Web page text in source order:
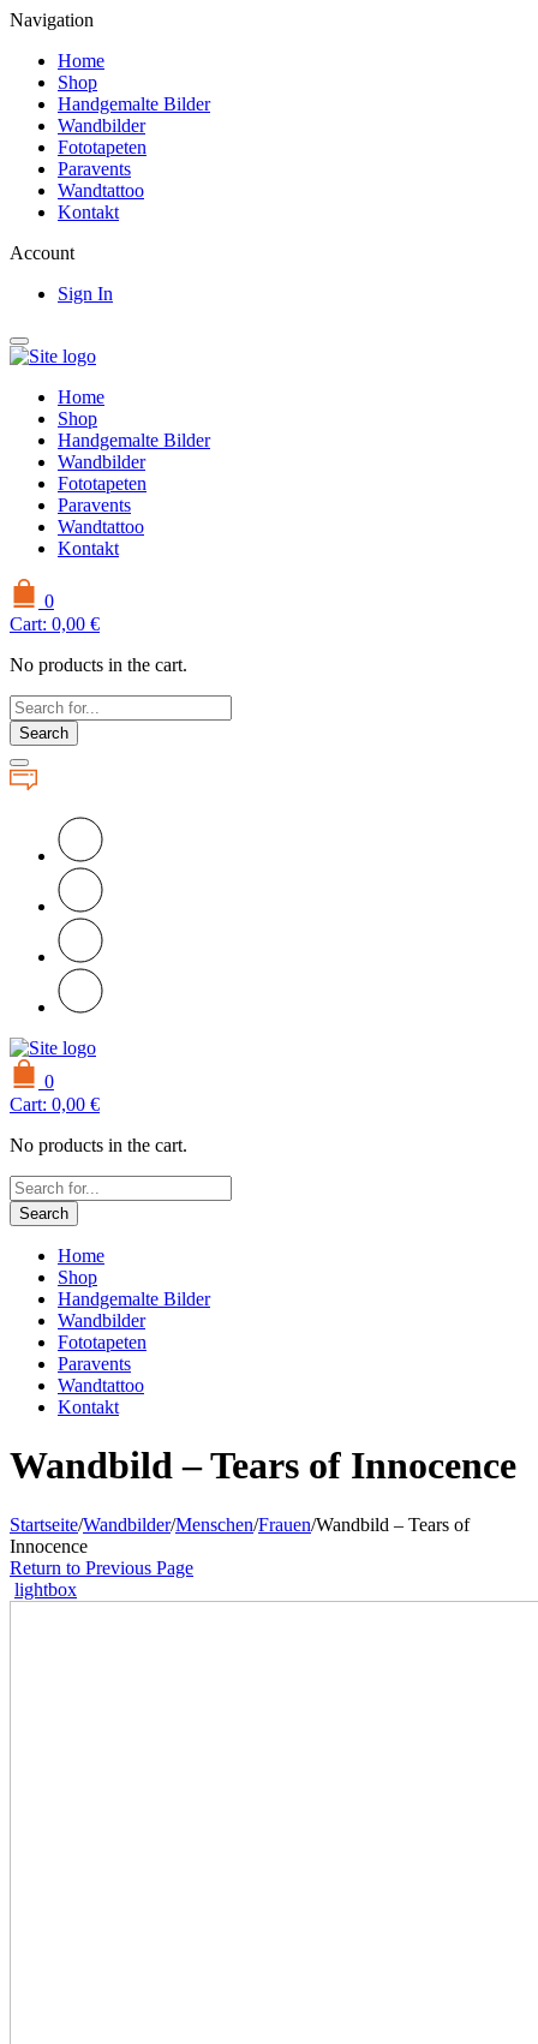
Navigation
Home
Shop
Handgemalte Bilder
Wandbilder
Fototapeten
Paravents
Wandtattoo
Kontakt
Account
Sign In
Home
Shop
Handgemalte Bilder
Wandbilder
Fototapeten
Paravents
Wandtattoo
Kontakt
0
Cart: 0,00 €
No products in the cart.
Search
0
Cart: 0,00 €
No products in the cart.
Search
Home
Shop
Handgemalte Bilder
Wandbilder
Fototapeten
Paravents
Wandtattoo
Kontakt
Wandbild – Tears of Innocence
Startseite/Wandbilder/Menschen/Frauen/Wandbild – Tears of
Innocence
Return to Previous Page
lightbox